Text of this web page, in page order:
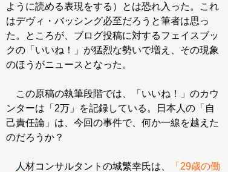
ように読める表現をする）とは恐れ入った。これ
はデヴィ・バッシング必至だろうと筆者は思っ
た。ところが、ブログ投稿に対するフェイスブッ
クの「いいね！」が猛烈な勢いで増え、その現象
のほうがニュースとなった。
この原稿の執筆段階では、「いいね！」のカウ
ンターは「2万」を記録している。日本人の「自
己責任論」は、今回の事件で、何か一線を越えた
のだろうか？
人材コンサルタントの城繁幸氏は、
「29歳の働